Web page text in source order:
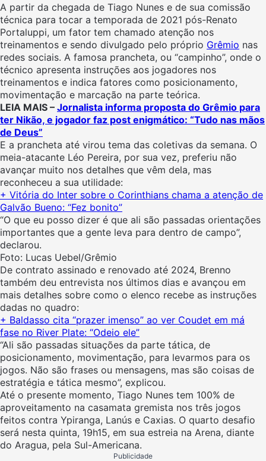
A partir da chegada de Tiago Nunes e de sua comissão
técnica para tocar a temporada de 2021 pós-Renato
Portaluppi, um fator tem chamado atenção nos
treinamentos e sendo divulgado pelo próprio Grêmio nas
redes sociais. A famosa prancheta, ou “campinho”, onde o
técnico apresenta instruções aos jogadores nos
treinamentos e indica fatores como posicionamento,
movimentação e marcação na parte teórica.
LEIA MAIS – Jornalista informa proposta do Grêmio para
ter Nikão, e jogador faz post enigmático: “Tudo nas mãos
de Deus”
E a prancheta até virou tema das coletivas da semana. O
meia-atacante Léo Pereira, por sua vez, preferiu não
avançar muito nos detalhes que vêm dela, mas
reconheceu a sua utilidade:
+ Vitória do Inter sobre o Corinthians chama a atenção de
Galvão Bueno: “Fez bonito”
“O que eu posso dizer é que ali são passadas orientações
importantes que a gente leva para dentro de campo”,
declarou.
Foto: Lucas Uebel/Grêmio
De contrato assinado e renovado até 2024, Brenno
também deu entrevista nos últimos dias e avançou em
mais detalhes sobre como o elenco recebe as instruções
dadas no quadro:
+ Baldasso cita “prazer imenso” ao ver Coudet em má
fase no River Plate: “Odeio ele”
“Ali são passadas situações da parte tática, de
posicionamento, movimentação, para levarmos para os
jogos. Não são frases ou mensagens, mas são coisas de
estratégia e tática mesmo”, explicou.
Até o presente momento, Tiago Nunes tem 100% de
aproveitamento na casamata gremista nos três jogos
feitos contra Ypiranga, Lanús e Caxias. O quarto desafio
será nesta quinta, 19h15, em sua estreia na Arena, diante
do Aragua, pela Sul-Americana.
Publicidade